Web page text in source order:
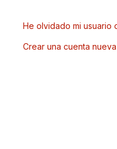
He olvidado mi usuario
Crear una cuenta